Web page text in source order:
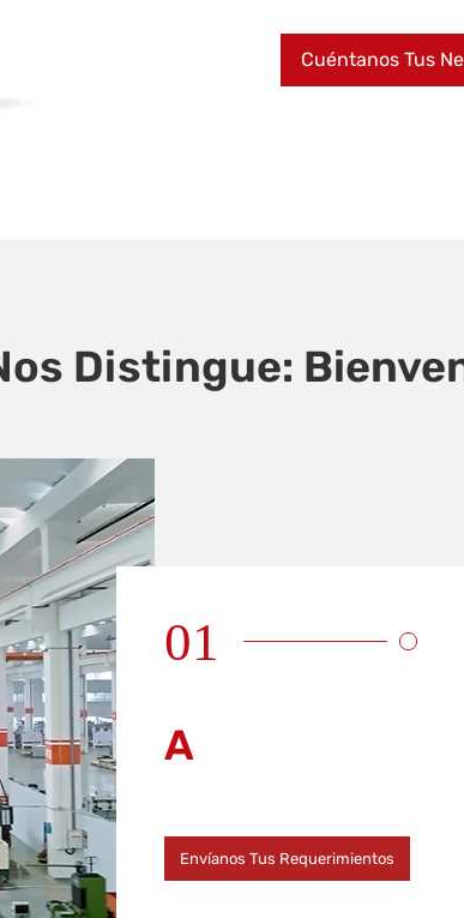
Cuéntanos Tus
Distingue:
01
A
Envíanos Tus Requerimientos